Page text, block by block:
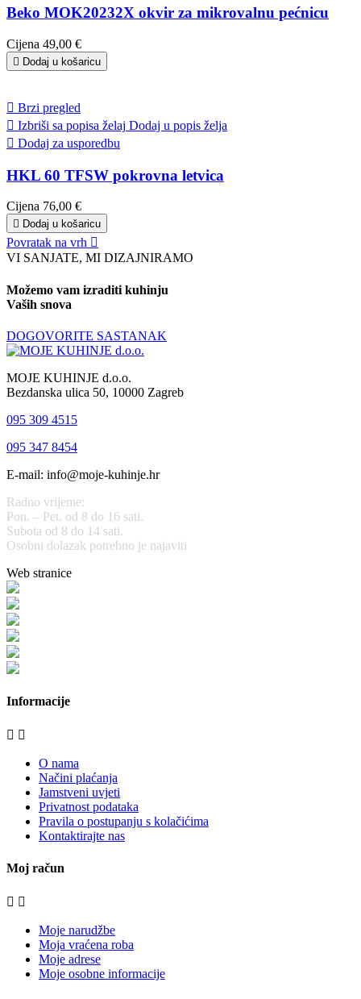
Beko MOK20232X okvir za mikrovalnu pećnicu
Cijena 49,00 €
 Dodaj u košaricu
 Brzi pregled
 Izbriši sa popisa želaj Dodaj u popis želja
 Dodaj za usporedbu
HKL 60 TFSW pokrovna letvica
Cijena 76,00 €
 Dodaj u košaricu
Povratak na vrh 
VI SANJATE, MI DIZAJNIRAMO
Možemo vam izraditi kuhinju
Vaših snova
DOGOVORITE SASTANAK
MOJE KUHINJE d.o.o.
Bezdanska ulica 50, 10000 Zagreb
095 309 4515
095 347 8454
E-mail: info@moje-kuhinje.hr
Radno vrijeme:
Pon. – Pet. od 8 do 16 sati.
Subota od 8 do 14 sati.
Osobni dolazak potrebno je najaviti
Web stranice
Informacije
 
O nama
Načini plaćanja
Jamstveni uvjeti
Privatnost podataka
Pravila o postupanju s kolačićima
Kontaktirajte nas
Moj račun
 
Moje narudžbe
Moja vraćena roba
Moje adrese
Moje osobne informacije